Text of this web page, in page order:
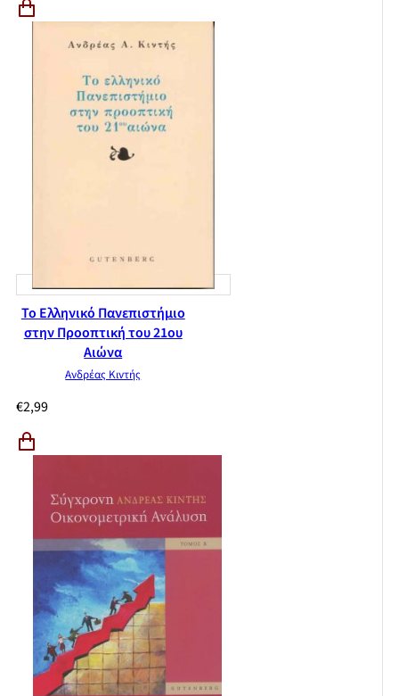
Το Ελληνικό Πανεπιστήμιο
στην Προοπτική του 21ου
Αιώνα
Ανδρέας Κιντής
€2,99